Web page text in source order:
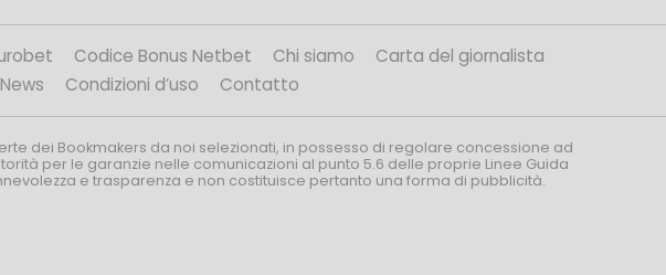
Codice Bonus Netbet Chi siamo
Carta del giornalista
Condizioni d’uso Contatto
dei Bookmakers da noi selezionati, in possesso di regolare concessione ad
per le garanzie nelle comunicazioni al punto 5.6 delle proprie Linee Guida
e trasparenza e non costituisce pertanto una forma di pubblicità.